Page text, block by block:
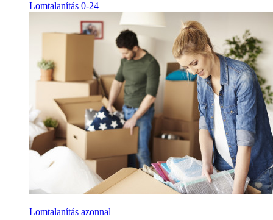
Lomtalanítás 0-24
Lomtalanítás azonnal